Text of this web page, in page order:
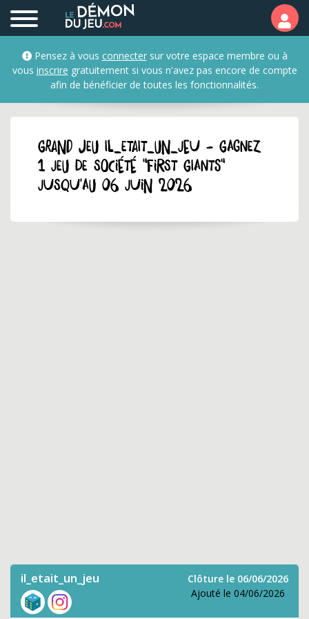
Pensez à vous connectersur votre espace membre ou à
vous inscrire gratuitement si vous n'avez pas encore de compte
afin de bénéficier de toutes les fonctionnalités.
GRAND JEU il_etait_un_jeu - Gagnez
1 jeu de société "First Giants"
jusqu'au 06 juin 2026
il_etait_un_jeu
Clôture le 06/06/2026
Ajouté le 04/06/2026